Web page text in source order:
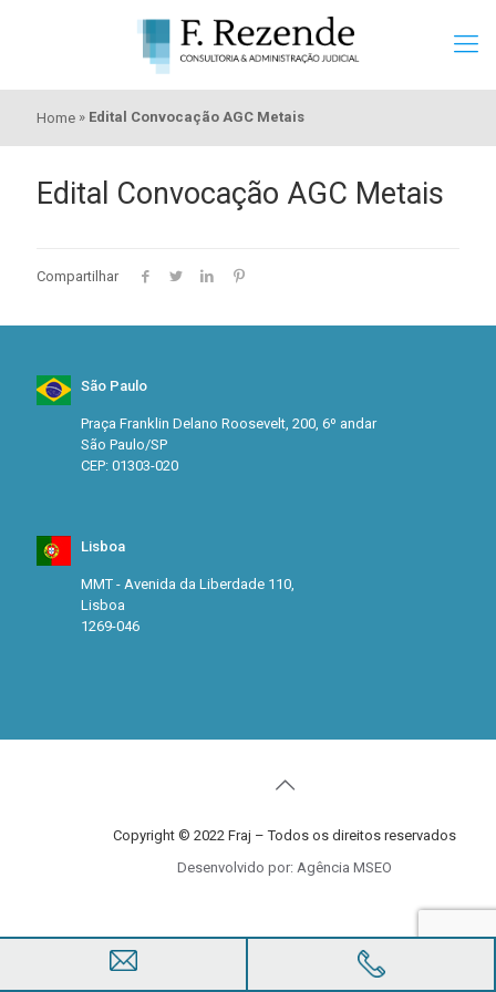
Home » Edital Convocação AGC Metais
Edital Convocação AGC Metais
Compartilhar
São Paulo
Praça Franklin Delano Roosevelt, 200, 6º andar
São Paulo/SP
CEP: 01303-020
Lisboa
MMT - Avenida da Liberdade 110,
Lisboa
1269-046
Copyright © 2022 Fraj – Todos os direitos reservados
Desenvolvido por: Agência MSEO